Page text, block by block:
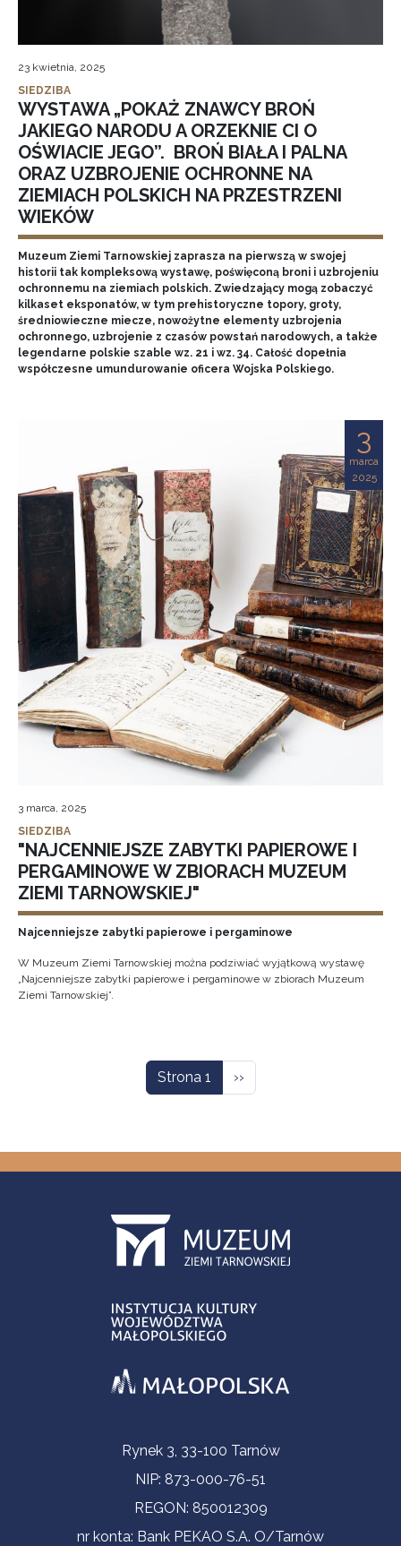
23 kwietnia, 2025
SIEDZIBA
WYSTAWA „POKAŻ ZNAWCY BROŃ
JAKIEGO NARODU A ORZEKNIE CI O
OŚWIACIE JEGO”. BROŃ BIAŁA I PALNA
ORAZ UZBROJENIE OCHRONNE NA
ZIEMIACH POLSKICH NA PRZESTRZENI
WIEKÓW
Muzeum Ziemi Tarnowskiej zaprasza na pierwszą w swojej
historii tak kompleksową wystawę, poświęconą broni i uzbrojeniu
ochronnemu na ziemiach polskich. Zwiedzający mogą zobaczyć
kilkaset eksponatów, w tym prehistoryczne topory, groty,
średniowieczne miecze, nowożytne elementy uzbrojenia
ochronnego, uzbrojenie z czasów powstań narodowych, a także
legendarne polskie szable wz. 21 i wz. 34. Całość dopełnia
współczesne umundurowanie oficera Wojska Polskiego.
3
marca
2025
3 marca, 2025
SIEDZIBA
"NAJCENNIEJSZE ZABYTKI PAPIEROWE I
PERGAMINOWE W ZBIORACH MUZEUM
ZIEMI TARNOWSKIEJ"
Najcenniejsze zabytki papierowe i pergaminowe
W Muzeum Ziemi Tarnowskiej można podziwiać wyjątkową wystawę
„Najcenniejsze zabytki papierowe i pergaminowe w zbiorach Muzeum
Ziemi Tarnowskiej”.
Strona 1 Następna strona
››
Informacje kontaktoweRynek 3, 33-100 Tarnów
NIP: 873-000-76-51
REGON: 850012309
nr konta: Bank PEKAO S.A. O/Tarnów